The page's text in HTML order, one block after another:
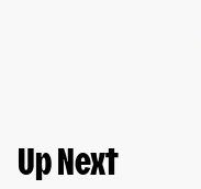
Up Next